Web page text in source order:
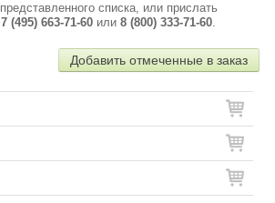
списка, или прислать
(495) 663-71-60 или 8 (800) 333-71-60.
Добавить отмеченные в заказ